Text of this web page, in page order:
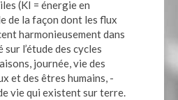
(KI = énergie en
de la façon dont les flux
harmonieusement dans
sur l’étude des cycles
journée, vie des
et des êtres humains, -
vie qui existent sur terre.